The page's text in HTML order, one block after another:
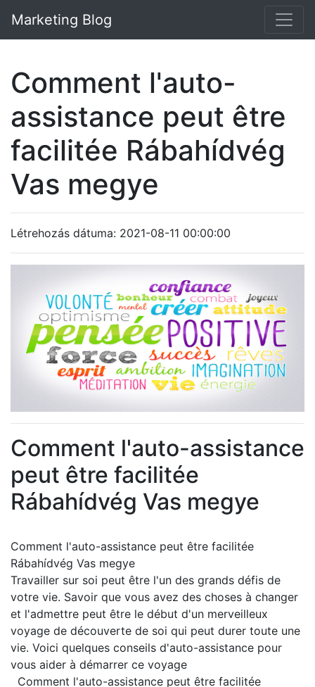
Marketing Blog
Comment l'auto-
assistance peut être
facilitée Rábahídvég
Vas megye
Létrehozás dátuma: 2021-08-11 00:00:00
Comment l'auto-assistance
peut être facilitée
Rábahídvég Vas megye
Comment l'auto-assistance peut être facilitée
Rábahídvég Vas megye
Travailler sur soi peut être l'un des grands défis de
votre vie. Savoir que vous avez des choses à changer
et l'admettre peut être le début d'un merveilleux
voyage de découverte de soi qui peut durer toute une
vie. Voici quelques conseils d'auto-assistance pour
vous aider à démarrer ce voyage
Comment l'auto-assistance peut être facilitée